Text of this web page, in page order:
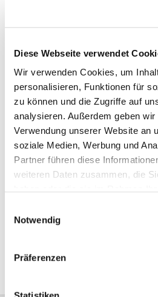
Diese Webseite verwendet
Wir verwenden Cookies, um
personalisieren, Funktionen für
zu können und die Zugriffe auf
analysieren. Außerdem geben
Verwendung unserer Website an
soziale Medien, Werbung und
Partner führen diese
weiteren Daten zusammen, die
Notwendig
Präferenzen